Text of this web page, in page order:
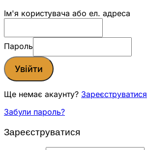
Ім'я користувача або ел. адреса
Пароль
Увійти
Ще немає акаунту? Зареєструватися
Забули пароль?
Зареєструватися